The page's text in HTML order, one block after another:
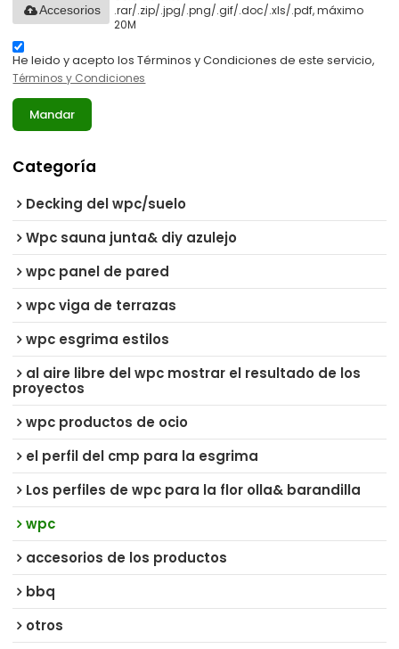
.rar/.zip/.jpg/.png/.gif/.doc/.xls/.pdf, máximo
20M
Accesorios
He leido y acepto los Términos y Condiciones de este servicio,
Términos y Condiciones
Mandar
Categoría
Decking del wpc/suelo
Wpc sauna junta& diy azulejo
wpc panel de pared
wpc viga de terrazas
wpc esgrima estilos
al aire libre del wpc mostrar el resultado de los
proyectos
wpc productos de ocio
el perfil del cmp para la esgrima
Los perfiles de wpc para la flor olla& barandilla
wpc
accesorios de los productos
bbq
otros